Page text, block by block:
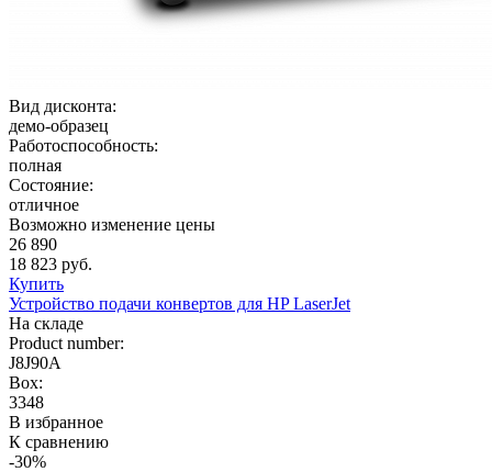
Вид дисконта:
демо-образец
Работоспособность:
полная
Состояние:
отличное
Возможно изменение цены
26 890
18 823 руб.
Купить
Устройство подачи конвертов для HP LaserJet
На складе
Product number:
J8J90A
Box:
3348
В избранное
К сравнению
-30%